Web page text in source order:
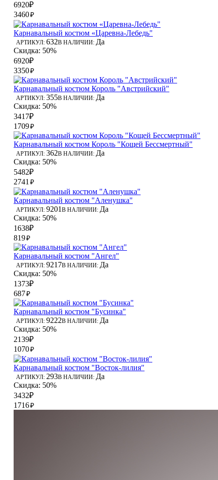
6920₽
3460₽
Карнавальный костюм «Царевна-Лебедь"
АРТИКУЛ: 632В НАЛИЧИИ: Да
Скидка: 50%
6920₽
3350₽
Карнавальный костюм Король "Австрийский"
АРТИКУЛ: 355В НАЛИЧИИ: Да
Скидка: 50%
3417₽
1709₽
Карнавальный костюм Король "Кощей Бессмертный"
АРТИКУЛ: 362В НАЛИЧИИ: Да
Скидка: 50%
5482₽
2741 ₽
Карнавальный костюм "Аленушка"
АРТИКУЛ: 9201 В НАЛИЧИИ: Да
Скидка: 50%
1638₽
819₽
Карнавальный костюм "Ангел"
АРТИКУЛ: 9217В НАЛИЧИИ: Да
Скидка: 50%
1373₽
687₽
Карнавальный костюм "Бусинка"
АРТИКУЛ: 9222В НАЛИЧИИ: Да
Скидка: 50%
2139₽
1070₽
Карнавальный костюм "Восток-лилия"
АРТИКУЛ: 293В НАЛИЧИИ: Да
Скидка: 50%
3432₽
1716₽